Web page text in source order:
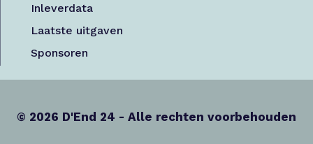
Inleverdata
Laatste uitgaven
Sponsoren
© 2026 D'End 24 - Alle rechten voorbehouden